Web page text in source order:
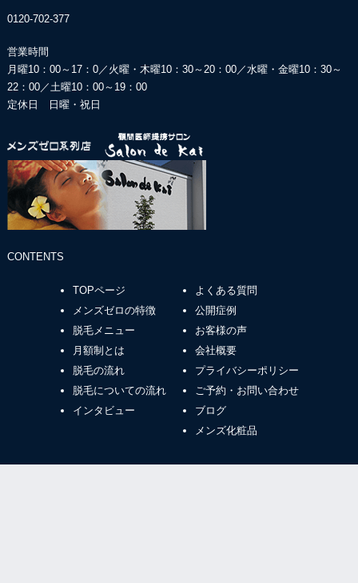
0120-702-377
営業時間
月曜10：00～17：0／火曜・木曜10：30～20：00／水曜・金曜10：30～
22：00／土曜10：00～19：00
定休日 日曜・祝日
CONTENTS
TOPページ
メンズゼロの特徴
脱毛メニュー
月額制とは
脱毛の流れ
脱毛についての流れ
インタビュー
よくある質問
公開症例
お客様の声
会社概要
プライバシーポリシー
ご予約・お問い合わせ
ブログ
メンズ化粧品